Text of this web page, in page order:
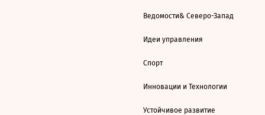
Ведомости& Северо-Запад
Идеи управления
Спорт
Инновации и Технологии
Устойчивое развитие